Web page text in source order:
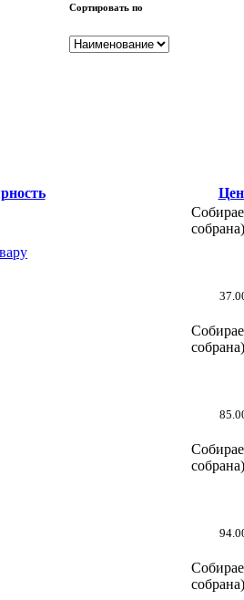
Сортировать по
собрана)
собрана)
собрана)
собрана)